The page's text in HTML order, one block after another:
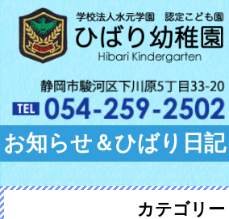
お知らせ＆ひばり日記
カテゴリー